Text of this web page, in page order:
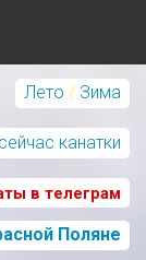
Лето / Зима
канатки
в телеграм
Поляне